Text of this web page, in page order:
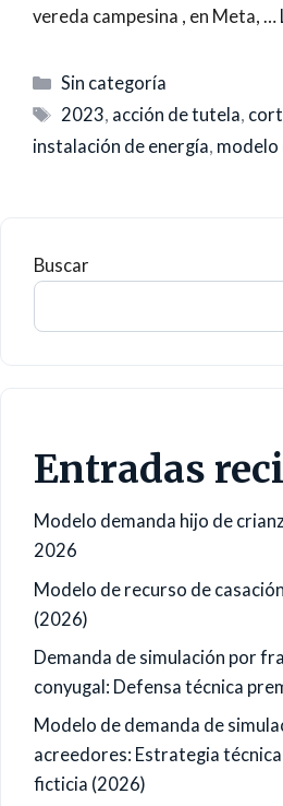
vereda campesina , en Meta, …
Categorías
Sin categoría
Etiquetas
2023, acción de tutela,
instalación de energía, modelo
Buscar
Entradas
Modelo demanda hijo de
2026
Modelo de recurso de
(2026)
Demanda de simulación por
conyugal: Defensa técnica
Modelo de demanda de
acreedores: Estrategia
ficticia (2026)